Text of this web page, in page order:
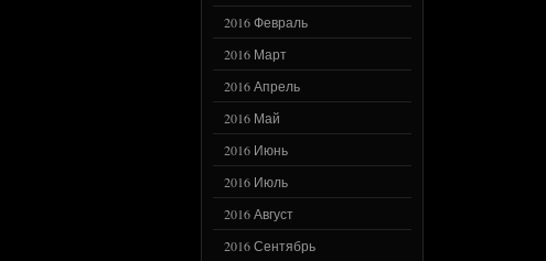
2016 Февраль
2016 Март
2016 Апрель
2016 Май
2016 Июнь
2016 Июль
2016 Август
2016 Сентябрь